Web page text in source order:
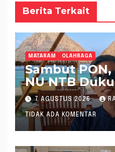
Berita Terkait
MATARAM OLAHRAGA
Sambut
NU NTB
Pimpin KONI
7 AGUSTUS 2026
TIDAK ADA KOMENTAR